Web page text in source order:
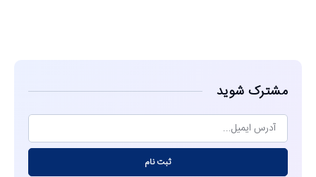
مشترک شوید
ثبت نام